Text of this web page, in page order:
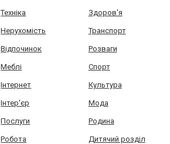
Техніка Здоров'я
Нерухомість Транспорт
Відпочинок Розваги
Меблі Спорт
Інтернет Культура
Інтер'єр Мода
Послуги Родина
Робота Дитячий розділ